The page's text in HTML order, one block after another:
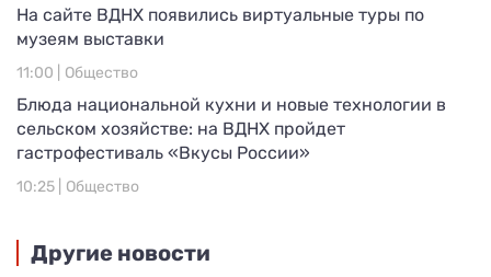
На сайте ВДНХ появились виртуальные туры по
музеям выставки
11:00 | Общество
Блюда национальной кухни и новые технологии в
сельском хозяйстве: на ВДНХ пройдет
гастрофестиваль «Вкусы России»
10:25 | Общество
Другие новости